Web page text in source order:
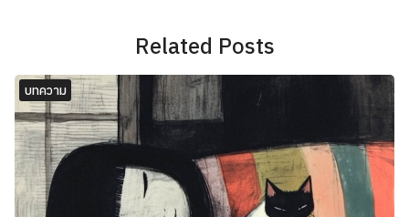
Related Posts
บทความ